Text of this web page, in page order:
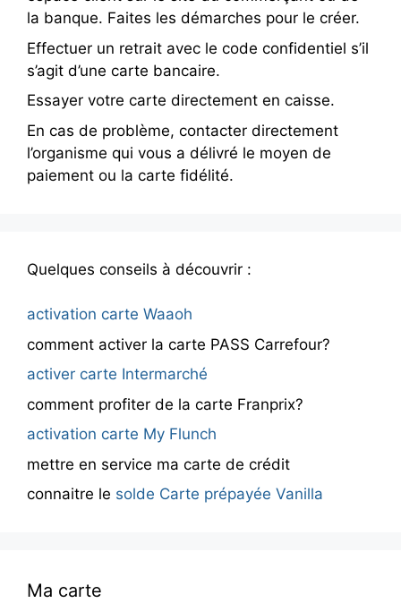
la banque. Faites les démarches pour le créer.
Effectuer un retrait avec le code confidentiel s’il
s’agit d’une carte bancaire.
Essayer votre carte directement en caisse.
En cas de problème, contacter directement
l’organisme qui vous a délivré le moyen de
paiement ou la carte fidélité.
Quelques conseils à découvrir :
activation carte Waaoh
comment activer la carte PASS Carrefour?
activer carte Intermarché
comment profiter de la carte Franprix?
activation carte My Flunch
mettre en service ma carte de crédit
connaitre le solde Carte prépayée Vanilla
Ma carte